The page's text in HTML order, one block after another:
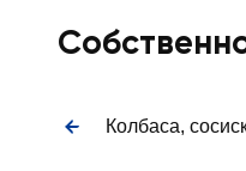
Колбаса,